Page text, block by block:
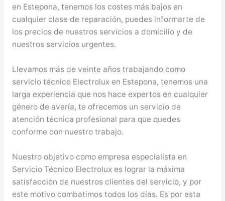
en Estepona, tenemos los costes más bajos en
cualquier clase de reparación, puedes informarte de
los precios de nuestros servicios a domicilio y de
nuestros servicios urgentes.
Llevamos más de veinte años trabajando como
servicio técnico Electrolux en Estepona, tenemos una
larga experiencia que nos hace expertos en cualquier
género de avería, te ofrecemos un servicio de
atención técnica profesional para que quedes
conforme con nuestro trabajo.
Nuestro objetivo como empresa especialista en
Servicio Técnico Electrolux es lograr la máxima
satisfacción de nuestros clientes del servicio, y por
este motivo combatimos todos los días. Es por esta